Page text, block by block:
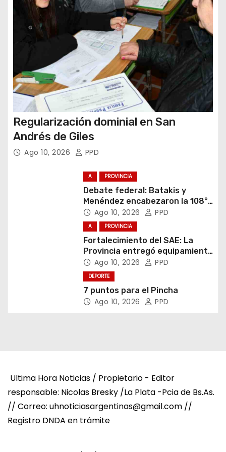
d
Regularización dominial en San
Andrés de Giles
Ago 10, 2026 PPD
A PROVINCIA
Debate federal: Batakis y
Menéndez encabezaron la 108°
Asamblea del CNV
Ago 10, 2026 PPD
A PROVINCIA
Fortalecimiento del SAE: La
Provincia entregó equipamiento
escolar en Junín
Ago 10, 2026 PPD
DEPORTE
7 puntos para el Pincha
Ago 10, 2026 PPD
Ultima Hora Noticias / Propietario - Editor
responsable: Nicolas Bresky /La Plata -Pcia de Bs.As.
// Correo: uhnoticiasargentinas@gmail.com //
Registro DNDA en trámite